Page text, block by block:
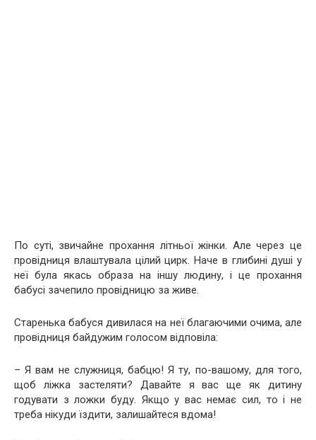
По суті, звичайне прохання літньої жінки. Але через це
провідниця влаштувала цілий цирк. Наче в глибині душі у
неї була якась образа на іншу людину, і це прохання
бабусі зачепило провідницю за живе.
Старенька бабуся дивилася на неї благаючими очима, але
провідниця байдужим голосом відповіла:
– Я вам не служниця, бабцю! Я ту, по-вашому, для того,
щоб ліжка застеляти? Давайте я вас ще як дитину
годувати з ложки буду. Якщо у вас немає сил, то і не
треба нікуди їздити, залишайтеся вдома!